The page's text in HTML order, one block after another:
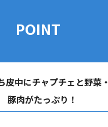
POINT
皮中にチャプチェと野菜・
豚肉がたっぷり！